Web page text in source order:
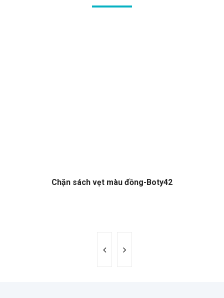
Chặn sách vẹt màu đồng-Boty42